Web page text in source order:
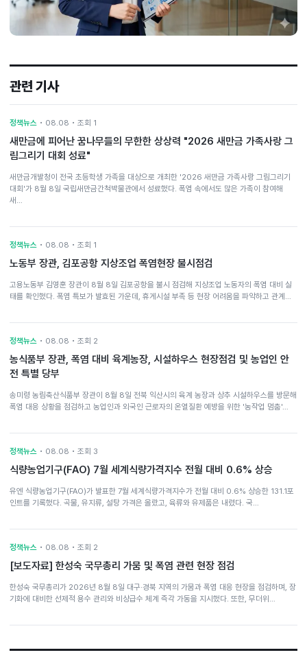
관련 기사
정책뉴스 • 08.08 • 조회 1
새만금에 피어난 꿈나무들의 무한한 상상력 "2026 새만금 가족사랑 그
림그리기 대회 성료"
새만금개발청이 전국 초등학생 가족을 대상으로 개최한 '2026 새만금 가족사랑 그림그리기
대회'가 8월 8일 국립새만금간척박물관에서 성료했다. 폭염 속에서도 많은 가족이 참여해
새…
정책뉴스 • 08.08 • 조회 1
노동부 장관, 김포공항 지상조업 폭염현장 불시점검
고용노동부 김영훈 장관이 8월 8일 김포공항을 불시 점검해 지상조업 노동자의 폭염 대비 실
태를 확인했다. 폭염 특보가 발효된 가운데, 휴게시설 부족 등 현장 어려움을 파악하고 관계…
정책뉴스 • 08.08 • 조회 2
농식품부 장관, 폭염 대비 육계농장, 시설하우스 현장점검 및 농업인 안
전 특별 당부
송미령 농림축산식품부 장관이 8월 8일 전북 익산시의 육계 농장과 상추 시설하우스를 방문해
폭염 대응 상황을 점검하고 농업인과 외국인 근로자의 온열질환 예방을 위한 '농작업 멈춤'…
정책뉴스 • 08.08 • 조회 3
식량농업기구(FAO) 7월 세계식량가격지수 전월 대비 0.6% 상승
유엔 식량농업기구(FAO)가 발표한 7월 세계식량가격지수가 전월 대비 0.6% 상승한 131.1포
인트를 기록했다. 곡물, 유지류, 설탕 가격은 올랐고, 육류와 유제품은 내렸다. 국…
정책뉴스 • 08.08 • 조회 2
[보도자료] 한성숙 국무총리 가뭄 및 폭염 관련 현장 점검
한성숙 국무총리가 2026년 8월 8일 대구·경북 지역의 가뭄과 폭염 대응 현장을 점검하며, 장
기화에 대비한 선제적 용수 관리와 비상급수 체계 즉각 가동을 지시했다. 또한, 무더위…